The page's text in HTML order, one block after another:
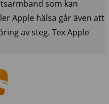
som kan
Apple hälsa går även att
av steg. Tex Apple